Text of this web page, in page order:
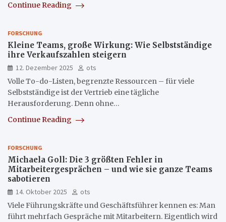
Continue Reading
FORSCHUNG
Kleine Teams, große Wirkung: Wie Selbstständige
ihre Verkaufszahlen steigern
12. Dezember 2025
ots
Volle To-do-Listen, begrenzte Ressourcen – für viele
Selbstständige ist der Vertrieb eine tägliche
Herausforderung. Denn ohne…
Continue Reading
FORSCHUNG
Michaela Goll: Die 3 größten Fehler in
Mitarbeitergesprächen – und wie sie ganze Teams
sabotieren
14. Oktober 2025
ots
Viele Führungskräfte und Geschäftsführer kennen es: Man
führt mehrfach Gespräche mit Mitarbeitern. Eigentlich wird